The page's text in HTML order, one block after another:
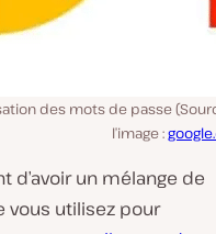
des mots de passe
l’image :
d’avoir un mélange de
utilisez pour